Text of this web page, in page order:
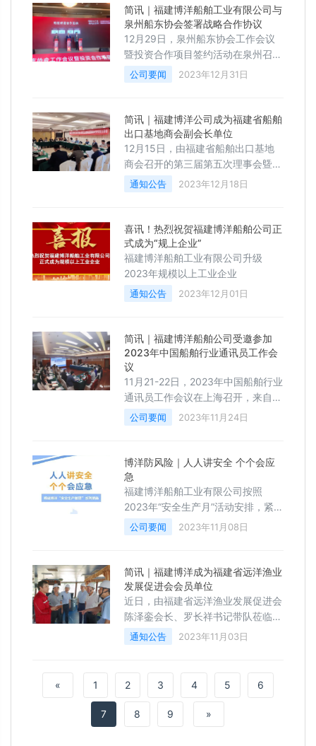
致以最诚挚的问候和新年祝福！
简讯｜福建博洋船舶工业有限公司与
泉州船东协会签署战略合作协议
12月29日，泉州船东协会工作会议
暨投资合作项目签约活动在泉州召
开，泉州市副市长苏耿聪、泉州海事
局局长林晨、泉州市水路运输事业发
公司要闻 2023年12月31日
简讯｜福建博洋公司成为福建省船舶
出口基地商会副会长单位
12月15日，由福建省船舶出口基地
商会召开的第三届第五次理事会曁我
省船舶经济形势分析会及开展会员单
位对接交流活动在福州举行。我司董
席会议，会议由船舶出口商会秘书长
苏绍琴主持。
通知公告 2023年12月18日
喜讯！热烈祝贺福建博洋船舶公司正
式成为“规上企业”
福建博洋船舶工业有限公司升级
2023年规模以上工业企业
通知公告 2023年12月01日
简讯｜福建博洋船舶公司受邀参加
2023年中国船舶行业通讯员工作会
议
11月21-22日，2023年中国船舶行业
通讯员工作会议在上海召开，来自主
要造船省市船舶协会、船舶行业重点
企业、高校及科研院所的60余名代
限公司代表康艺惠全程参加会议。
公司要闻 2023年11月24日
博洋防风险｜人人讲安全 个个会应
急
福建博洋船舶工业有限公司按照
2023年“安全生产月”活动安排，紧紧
围绕“人人讲安全、个个会应急”活动
主题，扎实推动各项活动落地见效，
识，以实际行动推动公司的安全发
展。
公司要闻 2023年11月08日
简讯｜福建博洋成为福建省远洋渔业
发展促进会会员单位
近日，由福建省远洋渔业发展促进会
陈泽銮会长、罗长祥书记带队莅临我
司调研并经福建省远洋渔业发展促进
会理事会审核，福建博洋船舶工业有
为福建省远洋渔业发展促进会会员单
通知公告 2023年11月03日
« 1 2 3 4 5 6
7 8 9 »